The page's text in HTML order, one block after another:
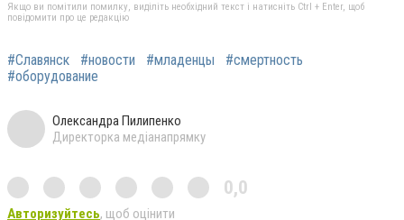
Якщо ви помітили помилку, виділіть необхідний текст і натисніть Ctrl + Enter, щоб
повідомити про це редакцію
#Славянск #новости #младенцы
#смертность
#оборудование
Олександра Пилипенко
Директорка медіанапрямку
0,0
Авторизуйтесь, щоб оцінити